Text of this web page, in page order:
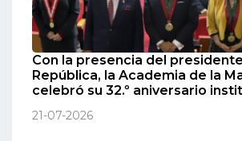
Con la presencia del
República, la Academia de la
celebró su 32.º aniversario
21-07-2026